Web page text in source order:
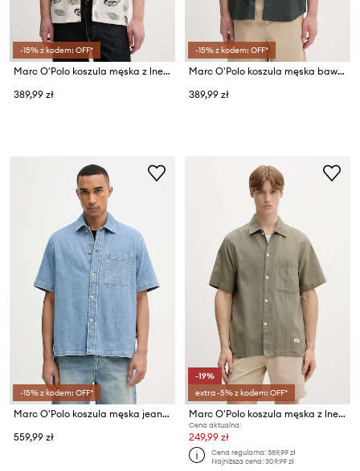
-15% z kodem: OFF*
Marc O'Polo koszula męska z lnem
389,99 zł
-15% z kodem: OFF*
Marc O'Polo koszula męska bawełniana
389,99 zł
-15% z kodem: OFF*
Marc O'Polo koszula męska jeansowa
559,99 zł
-19%
extra -5% z kodem: OFF*
Marc O'Polo koszula męska z lnem
Cena aktualna:
249,99 zł
Cena regularna:389,99 zł
Najniższa cena:309,99 zł